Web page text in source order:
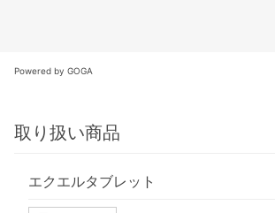
Powered by GOGA
取り扱い商品
エクエルタブレット